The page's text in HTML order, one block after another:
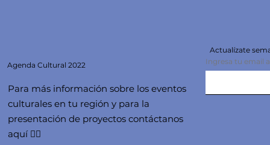
Agenda Cultural 2022
Para más información sobre los eventos
culturales en tu región y para la
presentación de proyectos contáctanos
aquí 👇🏻
Actualízate
Ingresa tu email